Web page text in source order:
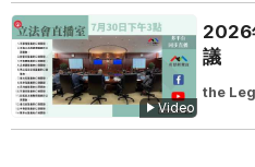
Video
2026
議
the